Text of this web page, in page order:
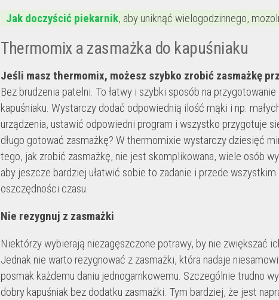
Jak doczyścić piekarnik, aby uniknąć wielogodzinnego,
Thermomix a zasmażka do kapuśniaku
Jeśli masz thermomix, możesz szybko zrobić zasmażkę
Bez brudzenia patelni. To łatwy i szybki sposób na
kapuśniaku. Wystarczy dodać odpowiednią ilość mąki i np.
urządzenia, ustawić odpowiedni program i wszystko przygotuje
długo gotować zasmażkę? W thermomixie wystarczy dziesięć
tego, jak zrobić zasmażkę, nie jest skomplikowana, wiele osób
aby jeszcze bardziej ułatwić sobie to zadanie i przede
oszczędności czasu.
Nie rezygnuj z zasmażki
Niektórzy wybierają niezagęszczone potrawy, by nie zwiększać
Jednak nie warto rezygnować z zasmażki, która nadaje
posmak każdemu daniu jednogarnkowemu. Szczególnie trudno
dobry kapuśniak bez dodatku zasmażki. Tym bardziej, że jest